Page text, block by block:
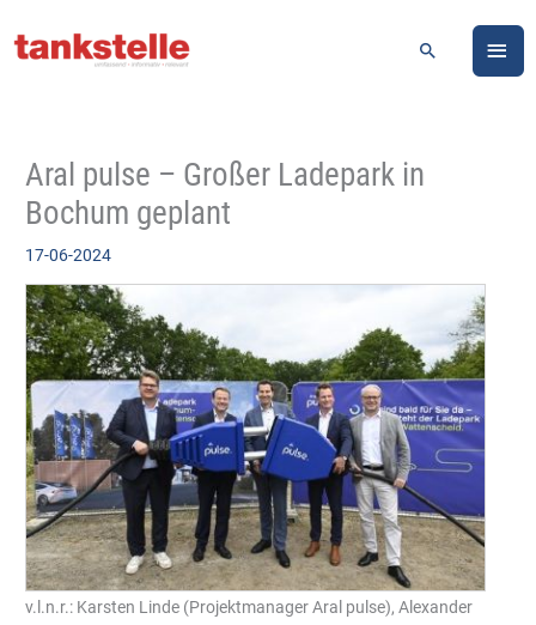
Inhalt
Suchen
Aral pulse – Großer Ladepark in
Bochum geplant
17-06-2024
v.l.n.r.: Karsten Linde (Projektmanager Aral pulse), Alexander